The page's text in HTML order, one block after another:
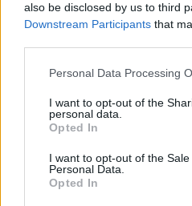
also be disclosed by us to third
Downstream Participants that
Personal Data Processing
I want to opt-out of the
personal data.
Opted In
I want to opt-out of the
Personal Data.
Opted In